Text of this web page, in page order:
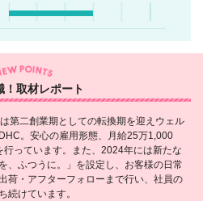
！取材レポート
第二創業期としての転換期を迎えウェル
。安心の雇用形態、月給25万1,000
っています。また、2024年には新たな
、ふつうに。」を設定し、お客様の日常
荷・アフターフォローまで行い、社員の
続けています。